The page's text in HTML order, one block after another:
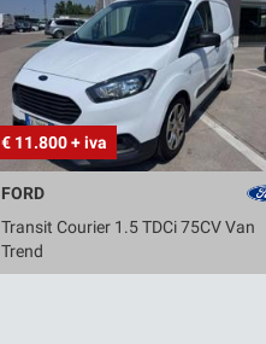
€ 11.800 + iva
FORD
Transit Courier 1.5 TDCi 75CV Van
Trend